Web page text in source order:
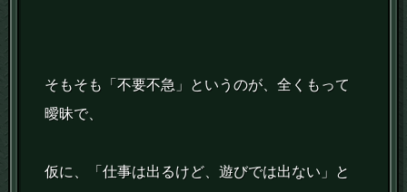
そもそも「不要不急」というのが、全くもって
曖昧で、
仮に、「仕事は出るけど、遊びでは出ない」と